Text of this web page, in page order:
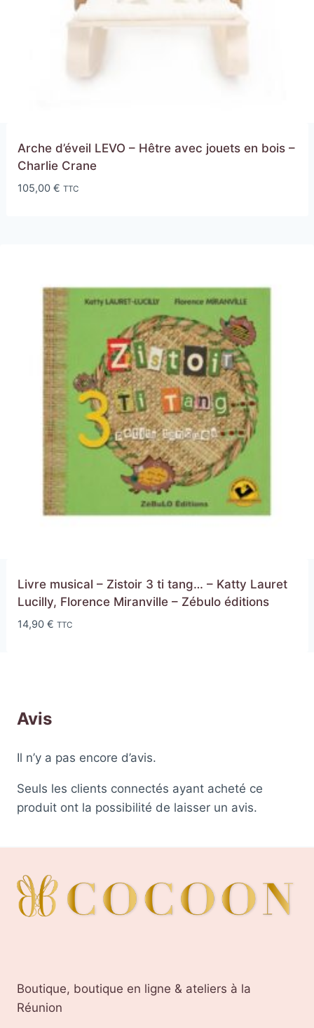
Arche d’éveil LEVO – Hêtre avec jouets en bois –
Charlie Crane
105,00 € TTC
Livre musical – Zistoir 3 ti tang… – Katty Lauret
Lucilly, Florence Miranville – Zébulo éditions
14,90 € TTC
Avis
Il n’y a pas encore d’avis.
Seuls les clients connectés ayant acheté ce
produit ont la possibilité de laisser un avis.
Boutique, boutique en ligne & ateliers à la
Réunion